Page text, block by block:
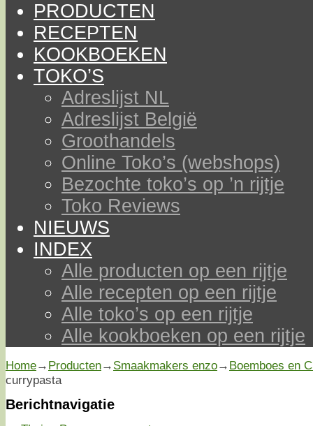
PRODUCTEN
RECEPTEN
KOOKBOEKEN
TOKO’S
Adreslijst NL
Adreslijst België
Groothandels
Online Toko’s (webshops)
Bezochte toko’s op ’n rijtje
Toko Reviews
NIEUWS
INDEX
Alle producten op een rijtje
Alle recepten op een rijtje
Alle toko’s op een rijtje
Alle kookboeken op een rijtje
Home→ Producten→ Smaakmakers enzo→ Boemboes en
currypasta
Berichtnavigatie